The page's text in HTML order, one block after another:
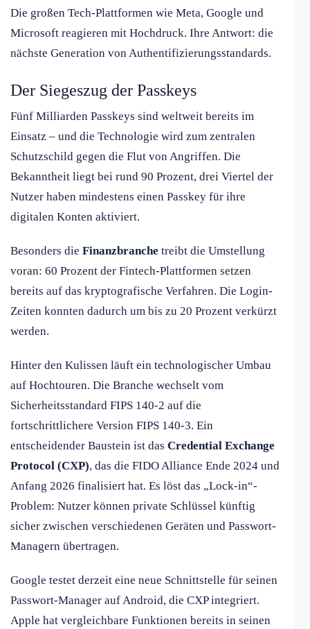
Die großen Tech-Plattformen wie Meta, Google und
Microsoft reagieren mit Hochdruck. Ihre Antwort: die
nächste Generation von Authentifizierungsstandards.
Der Siegeszug der Passkeys
Fünf Milliarden Passkeys sind weltweit bereits im
Einsatz – und die Technologie wird zum zentralen
Schutzschild gegen die Flut von Angriffen. Die
Bekanntheit liegt bei rund 90 Prozent, drei Viertel der
Nutzer haben mindestens einen Passkey für ihre
digitalen Konten aktiviert.
Besonders die Finanzbranche treibt die Umstellung
voran: 60 Prozent der Fintech-Plattformen setzen
bereits auf das kryptografische Verfahren. Die Login-
Zeiten konnten dadurch um bis zu 20 Prozent verkürzt
werden.
Hinter den Kulissen läuft ein technologischer Umbau
auf Hochtouren. Die Branche wechselt vom
Sicherheitsstandard FIPS 140-2 auf die
fortschrittlichere Version FIPS 140-3. Ein
entscheidender Baustein ist das Credential Exchange
Protocol (CXP), das die FIDO Alliance Ende 2024 und
Anfang 2026 finalisiert hat. Es löst das „Lock-in“-
Problem: Nutzer können private Schlüssel künftig
sicher zwischen verschiedenen Geräten und Passwort-
Managern übertragen.
Google testet derzeit eine neue Schnittstelle für seinen
Passwort-Manager auf Android, die CXP integriert.
Apple hat vergleichbare Funktionen bereits in seinen